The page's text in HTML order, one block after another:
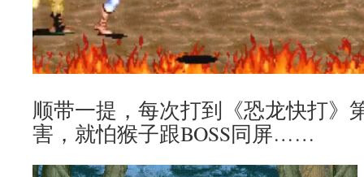
顺带一提，每次打到《恐龙快打》
害，就怕猴子跟BOSS同屏……